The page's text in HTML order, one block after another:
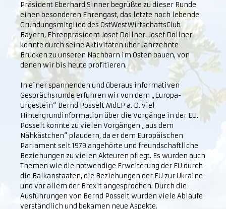
Präsident Eberhard Sinner begrüßte zu dieser Runde
einen besonderen Ehrengast, das letzte noch lebende
Gründungsmitglied des OstWestWirtschaftsClub
Bayern, Ehrenpräsident Josef Döllner. Josef Döllner
konnte durch seine Aktivitäten über Jahrzehnte
Brücken zu unseren Nachbarn im Osten bauen, von
denen wir bis heute profitieren.
In einer spannenden und überaus informativen
Gesprächsrunde erfuhren wir von dem „Europa-
Urgestein“ Bernd Posselt MdEP a. D. viel
Hintergrundinformation über die Vorgänge in der EU.
Posselt konnte zu vielen Vorgängen „aus dem
Nähkästchen“ plaudern, da er dem Europäischen
Parlament seit 1979 angehörte und freundschaftliche
Beziehungen zu vielen Akteuren pflegt. Es wurden auch
Themen wie die notwendige Erweiterung der EU durch
die Balkanstaaten, die Beziehungen der EU zur Ukraine
und vor allem der Brexit angesprochen. Durch die
Ausführungen von Bernd Posselt wurden viele Abläufe
verständlich und bekamen neue Aspekte.